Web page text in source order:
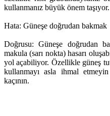
kullanmanız büyük önem taşıyor.
Hata: Güneşe doğrudan bakmak
Doğrusu: Güneşe doğrudan
makula (sarı nokta) hasarı
yol açabiliyor. Özellikle güneş
kullanmayı asla ihmal
kaçının.